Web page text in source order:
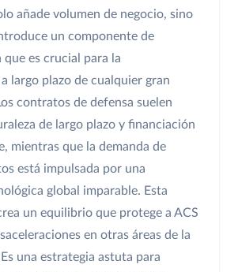
añade volumen de negocio, sino
un componente de
es crucial para la
largo plazo de cualquier gran
contratos de defensa suelen
de largo plazo y financiación
mientras que la demanda de
está impulsada por una
global imparable. Esta
un equilibrio que protege a ACS
en otras áreas de la
una estrategia astuta para